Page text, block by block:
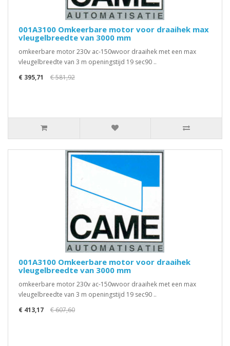
001A3100 Omkeerbare motor voor draaihek max
vleugelbreedte van 3000 mm
omkeerbare motor 230v ac-150wvoor draaihek met een max
vleugelbreedte van 3 m openingstijd 19 sec90 ..
€ 395,71
€ 581,92
001A3100 Omkeerbare motor voor draaihek
vleugelbreedte van 3000 mm
omkeerbare motor 230v ac-150wvoor draaihek met een max
vleugelbreedte van 3 m openingstijd 19 sec90 ..
€ 413,17
€ 607,60